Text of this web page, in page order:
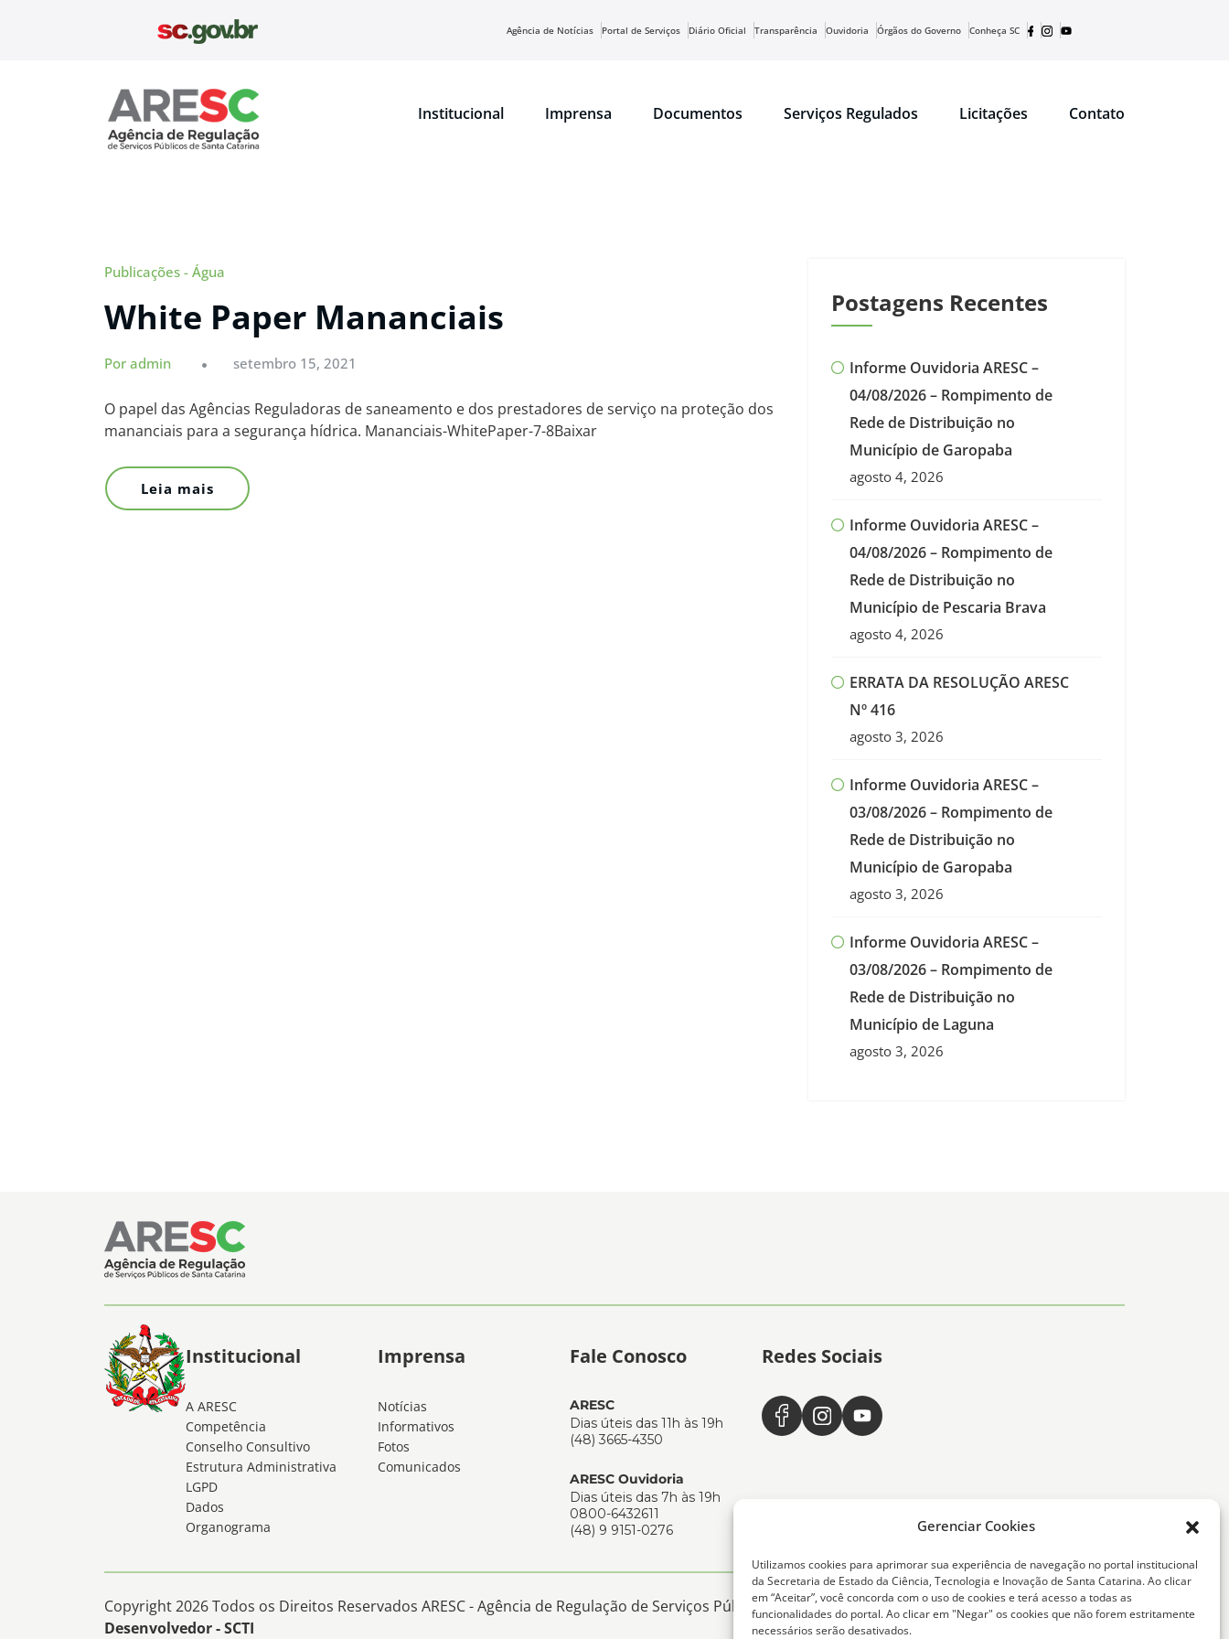
Gerenciar Cookies
Utilizamos cookies para aprimorar sua experiência de navegação no portal institucional
da Secretaria de Estado da Ciência, Tecnologia e Inovação de Santa Catarina. Ao clicar
em “Aceitar”, você concorda com o uso de cookies e terá acesso a todas as
funcionalidades do portal. Ao clicar em "Negar" os cookies que não forem estritamente
necessários serão desativados.
Agência de Notícias Portal de Serviços Diário Oficial Transparência Ouvidoria Órgãos do Governo Conheça SC
Institucional Imprensa Documentos Serviços Regulados Licitações Contato
Publicações - Água
White Paper Mananciais
Por admin setembro 15, 2021
O papel das Agências Reguladoras de saneamento e dos prestadores de serviço na proteção dos
mananciais para a segurança hídrica. Mananciais-WhitePaper-7-8Baixar
Leia mais
Postagens Recentes
Informe Ouvidoria ARESC –
04/08/2026 – Rompimento de
Rede de Distribuição no
Município de Garopaba
agosto 4, 2026
Informe Ouvidoria ARESC –
04/08/2026 – Rompimento de
Rede de Distribuição no
Município de Pescaria Brava
agosto 4, 2026
ERRATA DA RESOLUÇÃO ARESC
Nº 416
agosto 3, 2026
Informe Ouvidoria ARESC –
03/08/2026 – Rompimento de
Rede de Distribuição no
Município de Garopaba
agosto 3, 2026
Informe Ouvidoria ARESC –
03/08/2026 – Rompimento de
Rede de Distribuição no
Município de Laguna
agosto 3, 2026
Institucional
A ARESC
Competência
Conselho Consultivo
Estrutura Administrativa
LGPD
Dados
Organograma
Imprensa
Notícias
Informativos
Fotos
Comunicados
Fale Conosco
ARESC
Dias úteis das 11h às 19h
(48) 3665-4350
ARESC Ouvidoria
Dias úteis das 7h às 19h
0800-6432611
(48) 9 9151-0276
Redes Sociais
Copyright 2026 Todos os Direitos Reservados ARESC - Agência de Regulação de Serviços Públicos de Santa Catarina -
Desenvolvedor - SCTI